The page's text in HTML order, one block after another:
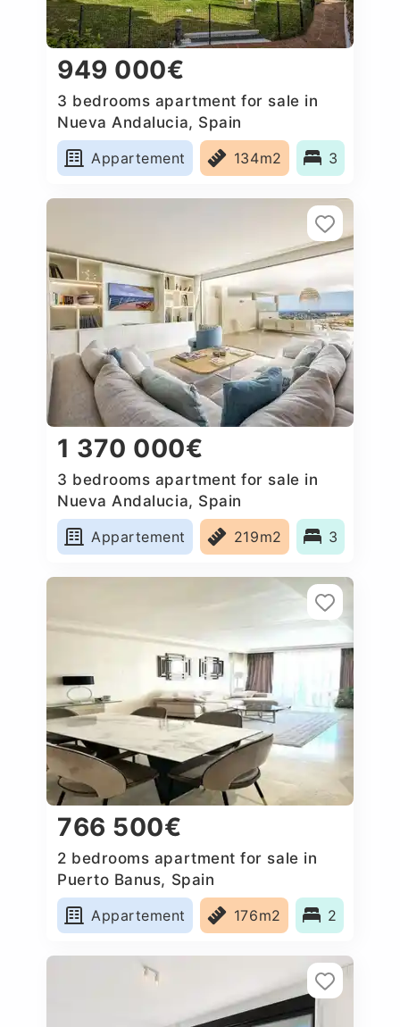
949 000€
3 bedrooms apartment for sale in
Nueva Andalucia, Spain
Appartement
134m2 3
1 370 000€
3 bedrooms apartment for sale in
Nueva Andalucia, Spain
Appartement
219m2 3
766 500€
2 bedrooms apartment for sale in
Puerto Banus, Spain
Appartement
176m2 2